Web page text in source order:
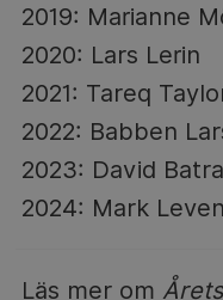
2019: Marianne
2020: Lars Lerin
2021: Tareq
2022: Babben
2023: David Batra
2024: Mark
Läs mer om